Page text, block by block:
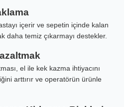
içerir ve sepetin içinde kalan
daha temiz çıkarmayı destekler.
el ile kek kazma ihtiyacını
arttırır ve operatörün ürünle